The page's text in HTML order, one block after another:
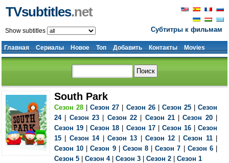
Субтитры к фильмам
TVsubtitles.net
Главная Сериалы Новое Топ Добавить Контакты Movies
Show subtitles
South Park
Сезон 28 |Сезон 27 Сезон 26| Сезон 25|Сезон
24| Сезон 23| Сезон 22| Сезон 21|Сезон 20|
Сезон 19 |Сезон 18 Сезон 17| Сезон 16|Сезон
15
Сезон 14| Сезон 13 |Сезон 12 |Сезон 11|
Сезон 10 |Сезон 9| Сезон 8 |Сезон 7 Сезон 6|
Сезон 5 |Сезон 4|Сезон 3 |Сезон 2 |Сезон 1